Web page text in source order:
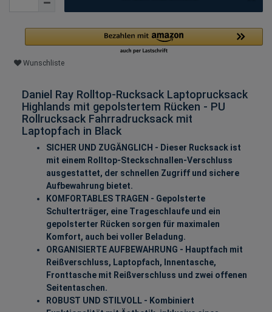
Wunschliste
Daniel Ray Rolltop-Rucksack Laptoprucksack
Highlands mit gepolstertem Rücken - PU
Rollrucksack Fahrradrucksack mit
Laptopfach in Black
SICHER UND ZUGÄNGLICH - Dieser Rucksack ist
mit einem Rolltop-Steckschnallen-Verschluss
ausgestattet, der schnellen Zugriff und sichere
Aufbewahrung bietet.
KOMFORTABLES TRAGEN - Gepolsterte
Schulterträger, eine Trageschlaufe und ein
gepolsterter Rücken sorgen für maximalen
Komfort, auch bei voller Beladung.
ORGANISIERTE AUFBEWAHRUNG - Hauptfach mit
Reißverschluss, Laptopfach, Innentasche,
Fronttasche mit Reißverschluss und zwei offenen
Seitentaschen.
ROBUST UND STILVOLL - Kombiniert